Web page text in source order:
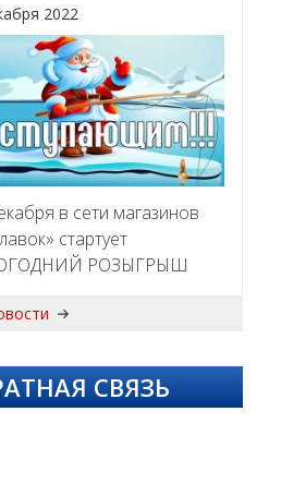
2022
в сети магазинов
стартует
РОЗЫГРЫШ
СВЯЗЬ